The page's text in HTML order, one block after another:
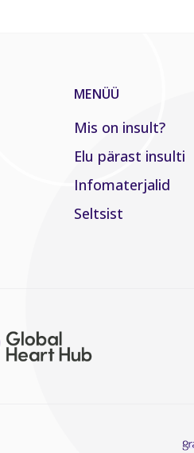
MENÜÜ
Mis on insult?
Elu pärast insulti
Infomaterjalid
Seltsist